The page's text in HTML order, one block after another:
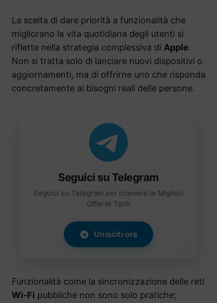
La scelta di dare priorità a funzionalità che
migliorano la vita quotidiana degli utenti si
riflette nella strategia complessiva di Apple.
Non si tratta solo di lanciare nuovi dispositivi o
aggiornamenti, ma di offrirne uno che risponda
concretamente ai bisogni reali delle persone.
Seguici su Telegram
Seguici su Telegram per ricevere le Migliori
Offerte Tech
Unisciti ora
Funzionalità come la sincronizzazione delle reti
Wi-Fi pubbliche non sono solo pratiche;